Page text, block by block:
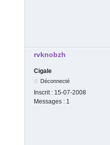
rvknobzh
Cigale
Déconnecté
Inscrit : 15-07-2008
Messages : 1